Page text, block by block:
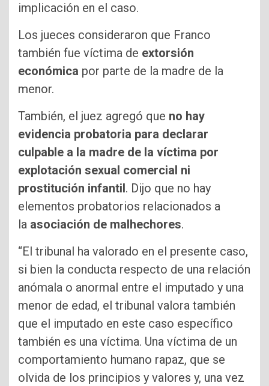
implicación en el caso.
Los jueces consideraron que Franco
también fue víctima de extorsión
económica por parte de la madre de la
menor.
También, el juez agregó que no hay
evidencia probatoria para declarar
culpable a la madre de la víctima por
explotación sexual comercial ni
prostitución infantil. Dijo que no hay
elementos probatorios relacionados a
la asociación de malhechores.
“El tribunal ha valorado en el presente caso,
si bien la conducta respecto de una relación
anómala o anormal entre el imputado y una
menor de edad, el tribunal valora también
que el imputado en este caso específico
también es una víctima. Una víctima de un
comportamiento humano rapaz, que se
olvida de los principios y valores y, una vez